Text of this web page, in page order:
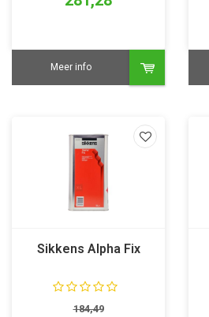
Meer info
Sikkens Alpha Fix
184,49